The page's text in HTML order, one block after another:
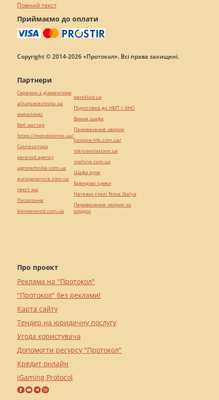
Повний текст
Приймаємо до оплати
Copyright © 2014-2026 «Протокол». Всі права захищені.
Про проект
Реклама на "Протокол"
"Протокол" без реклами!
Карта сайту
Тендер на юридичну послугу
Угода користувача
Допомогти ресурсу "Протокол"
Кредит онлайн
iGaming Protocol
Партнери
Сережки з діамантами
alliancetechnika.ua
миралинкс
Веб мастер
https://motokosmos.ua/
Синтезатори
perevod.agency
agrotechnika.com.ua
europeservice.com.ua
текст юа
Посилання
kievperevod.com.ua
pereklad.ua
Підготовка до НМТ / ЗНО
Винна шафа
Перевезення хворих
hospice-life.com.ua/
mk-translations.ua
maltina.com.ua
Шафи купе
Брендові сумки
Натяжні стелі Nova Stelya
Перевезення хворих за
кордон